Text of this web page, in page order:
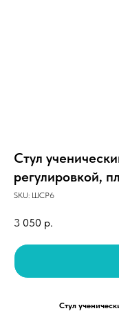
Стул
регулировкой,
SKU: ШСР6
3 050 р.
Стул